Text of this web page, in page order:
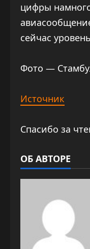
цифры
сейчас
Фото —
Источник
Спасибо за
ОБ АВТОРЕ